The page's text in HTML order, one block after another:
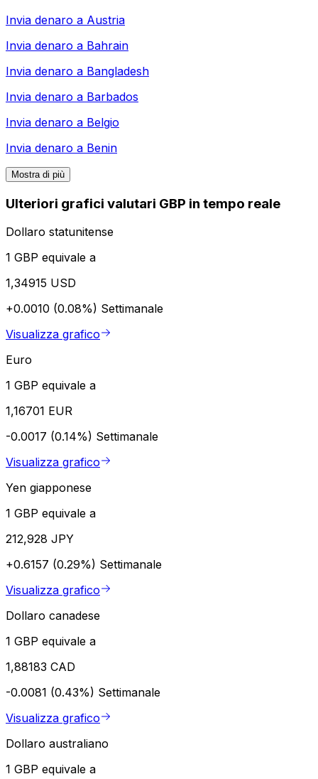
Invia denaro a Austria
Invia denaro a Bahrain
Invia denaro a Bangladesh
Invia denaro a Barbados
Invia denaro a Belgio
Invia denaro a Benin
Mostra di più
Ulteriori grafici valutari GBP in tempo reale
Dollaro statunitense
1 GBP equivale a
1,34915 USD
+0.0010 (0.08%) Settimanale
Visualizza grafico
Euro
1 GBP equivale a
1,16701 EUR
-0.0017 (0.14%) Settimanale
Visualizza grafico
Yen giapponese
1 GBP equivale a
212,928 JPY
+0.6157 (0.29%) Settimanale
Visualizza grafico
Dollaro canadese
1 GBP equivale a
1,88183 CAD
-0.0081 (0.43%) Settimanale
Visualizza grafico
Dollaro australiano
1 GBP equivale a